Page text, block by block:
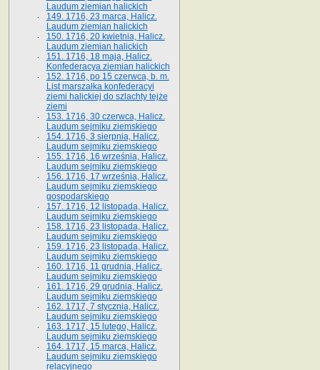
Laudum ziemian halickich
149. 1716, 23 marca, Halicz.
Laudum ziemian halickich
150. 1716, 20 kwietnia, Halicz.
Laudum ziemian halickich
151. 1716, 18 maja, Halicz.
Konfederacya ziemian halickich
152. 1716, po 15 czerwca, b. m.
List marszałka konfederacyi
ziemi halickiej do szlachty tejże
ziemi
153. 1716, 30 czerwca, Halicz.
Laudum sejmiku ziemskiego
154. 1716, 3 sierpnia, Halicz.
Laudum sejmiku ziemskiego
155. 1716, 16 września, Halicz.
Laudum sejmiku ziemskiego
156. 1716, 17 września, Halicz.
Laudum sejmiku ziemskiego
gospodarskiego
157. 1716, 12 listopada, Halicz.
Laudum sejmiku ziemskiego
158. 1716, 23 listopada, Halicz.
Laudum sejmiku ziemskiego
159. 1716, 23 listopada, Halicz.
Laudum sejmiku ziemskiego
160. 1716, 11 grudnia, Halicz.
Laudum sejmiku ziemskiego
161. 1716, 29 grudnia, Halicz.
Laudum sejmiku ziemskiego
162. 1717, 7 stycznia, Halicz.
Laudum sejmiku ziemskiego
163. 1717, 15 lutego, Halicz.
Laudum sejmiku ziemskiego
164. 1717, 15 marca, Halicz.
Laudum sejmiku ziemskiego
relacyjnego